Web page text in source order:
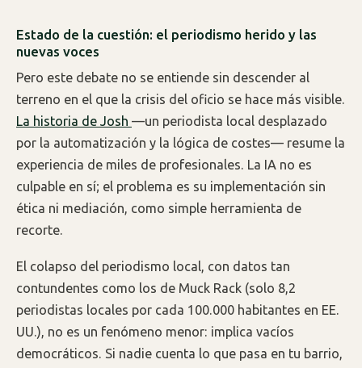
Estado de la cuestión: el periodismo herido y las
nuevas voces
Pero este debate no se entiende sin descender al
terreno en el que la crisis del oficio se hace más visible.
La historia de Josh —un periodista local desplazado
por la automatización y la lógica de costes— resume la
experiencia de miles de profesionales. La IA no es
culpable en sí; el problema es su implementación sin
ética ni mediación, como simple herramienta de
recorte.
El colapso del periodismo local, con datos tan
contundentes como los de Muck Rack (solo 8,2
periodistas locales por cada 100.000 habitantes en EE.
UU.), no es un fenómeno menor: implica vacíos
democráticos. Si nadie cuenta lo que pasa en tu barrio,